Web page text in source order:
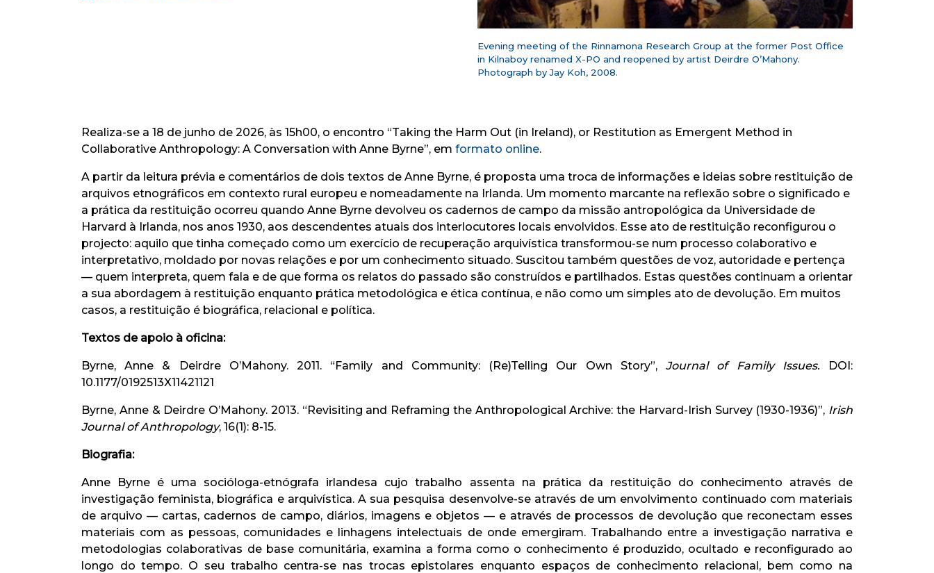
Evening meeting of the Rinnamona Research Group at the former Post Office
in Kilnaboy renamed X-PO and reopened by artist Deirdre O’Mahony.
Photograph by Jay Koh, 2008.
Realiza-se a 18 de junho de 2026, às 15h00, o encontro “Taking the Harm Out (in Ireland), or Restitution as Emergent Method in
Collaborative Anthropology: A Conversation with Anne Byrne”, em formato online.
A partir da leitura prévia e comentários de dois textos de Anne Byrne, é proposta uma troca de informações e ideias sobre restituição de
arquivos etnográficos em contexto rural europeu e nomeadamente na Irlanda. Um momento marcante na reflexão sobre o significado e
a prática da restituição ocorreu quando Anne Byrne devolveu os cadernos de campo da missão antropológica da Universidade de
Harvard à Irlanda, nos anos 1930, aos descendentes atuais dos interlocutores locais envolvidos. Esse ato de restituição reconfigurou o
projecto: aquilo que tinha começado como um exercício de recuperação arquivística transformou-se num processo colaborativo e
interpretativo, moldado por novas relações e por um conhecimento situado. Suscitou também questões de voz, autoridade e pertença
— quem interpreta, quem fala e de que forma os relatos do passado são construídos e partilhados. Estas questões continuam a orientar
a sua abordagem à restituição enquanto prática metodológica e ética contínua, e não como um simples ato de devolução. Em muitos
casos, a restituição é biográfica, relacional e política.
Textos de apoio à oficina:
Byrne, Anne & Deirdre O’Mahony. 2011. “Family and Community: (Re)Telling Our Own Story”,Journal of Family Issues.DOI:
10.1177/0192513X11421121
Byrne, Anne & Deirdre O’Mahony. 2013. “Revisiting and Reframing the Anthropological Archive: the Harvard-Irish Survey (1930-1936)”, Irish
Journal of Anthropology, 16(1): 8-15.
Biografia:
Anne Byrne é uma socióloga-etnógrafa irlandesa cujo trabalho assenta na prática da restituição do conhecimento através de
investigação feminista, biográfica e arquivística. A sua pesquisa desenvolve-se através de um envolvimento continuado com materiais
de arquivo — cartas, cadernos de campo, diários, imagens e objetos — e através de processos de devolução que reconectam esses
materiais com as pessoas, comunidades e linhagens intelectuais de onde emergiram. Trabalhando entre a investigação narrativa e
metodologias colaborativas de base comunitária, examina a forma como o conhecimento é produzido, ocultado e reconfigurado ao
longo do tempo. O seu trabalho centra-se nas trocas epistolares enquanto espaços de conhecimento relacional, bem como na